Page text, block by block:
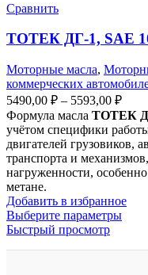
Сравнить
ТОТЕК ДГ-1, SAE
Моторные масла,
коммерческих
5490,00 ₽ – 5593,00 ₽
Формула масла ТОТЕК
учётом специфики
двигателей грузовиков,
транспорта и
нагруженности,
метане.
Добавить в избранное
Выберите параметры
Быстрый просмотр